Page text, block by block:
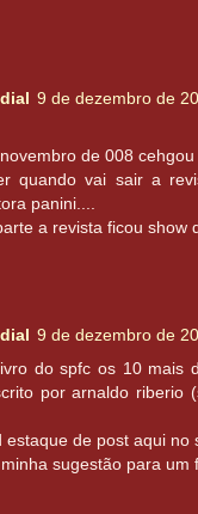
9 de dezembro de
de 008
quando vai sair a
panini....
a revista ficou show
9 de dezembro de
do spfc os 10 mais
por arnaldo riberio
estaque de post aqui no
sugestão para um